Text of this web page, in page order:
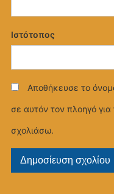
Ιστότοπος
Αποθήκευσε το
σε αυτόν τον πλοηγό
σχολιάσω.